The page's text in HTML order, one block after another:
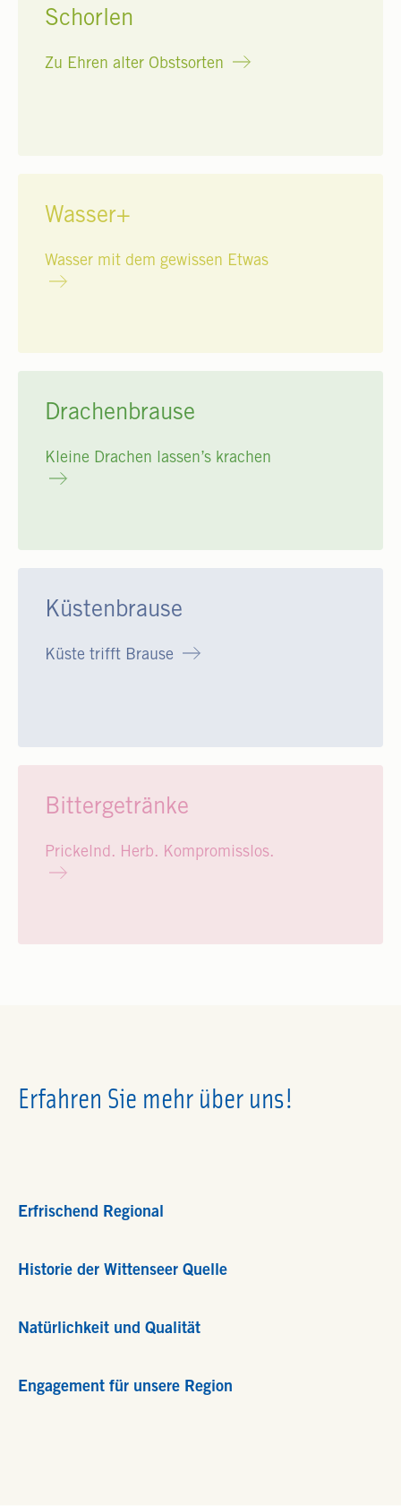
Schorlen
Zu Ehren alter Obstsorten
Wasser+
Wasser mit dem gewissen Etwas
Drachenbrause
Kleine Drachen lassen’s krachen
Küstenbrause
Küste trifft Brause
Bittergetränke
Prickelnd. Herb. Kompromisslos.
Erfahren Sie mehr über uns!
Erfrischend Regional
Historie der Wittenseer Quelle
Natürlichkeit und Qualität
Engagement für unsere Region